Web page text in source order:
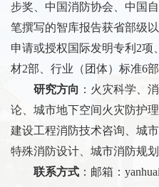
步奖、中国消防协会、中国
笔撰写的智库报告获省部级
申请或授权国际发明专利 2项
材2部、行业（团体）标准6部
研究方向 ：火灾科学、
论、城市地下空间火灾防护
建设工程消防技术咨询、城
特殊消防设计、城市消防规
联系方式 ：邮箱：